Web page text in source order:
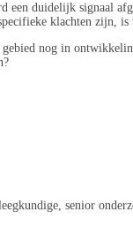
een duidelijk signaal
klachten zijn,
nog in
senior